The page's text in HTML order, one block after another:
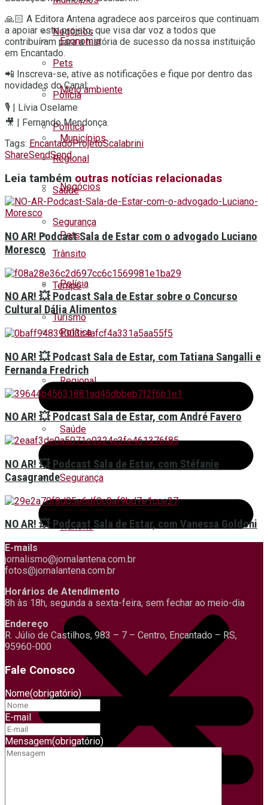
Economia
Meio ambiente
Municípios
Negócios
Pets
Polícia
Política
Regional
Saúde
Segurança
Trânsito
Tempo
Turismo
Negócios
Pets
Polícia
Política
Regional
Saúde
Segurança
Trânsito
Tempo
Turismo
🙏🏻 A Editora Antena agradece aos parceiros que continuam
a apoiar este projeto, que visa dar voz a todos que
contribuíram para a história de sucesso da nossa instituição
em Encantado.
📲 Inscreva-se, ative as notificações e fique por dentro das
novidades do Canal;
🎙 | Lívia Oselame
🎥 | Fernando Mendonça.
Tags: EncantadoProjetoScalabrini
ShareSendSend
Leia também outras notícias relacionadas
NO AR! Podcast Sala de Estar com o advogado Luciano
Moresco
NO AR! 💥 Podcast Sala de Estar sobre o Concurso
Cultural Dália Alimentos
NO AR! 💥 Podcast Sala de Estar, com Tatiana Sangalli e
Fernanda Fredrich
NO AR! 💥 Podcast Sala de Estar, com André Favero
NO AR! 💥 Podcast Sala de Estar, com Stéfanie
Casagrande
NO AR! 💥 Podcast Sala de Estar, com Vanessa Goldoni
E-mails
jornalismo@jornalantena.com.br
fotos@jornalantena.com.br
Horários de Atendimento
8h às 18h, segunda a sexta-feira, sem fechar ao meio-dia
Endereço
R. Júlio de Castilhos, 983 – 7 – Centro, Encantado – RS,
95960-000
Fale Conosco
Nome(obrigatório)
E-mail
Mensagem(obrigatório)